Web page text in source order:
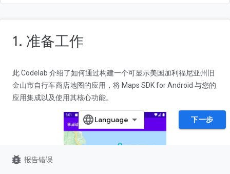
1. 准备工作
此 Codelab 介绍了如何通过构建一个可显示美国加利福尼亚州旧
金山市自行车商店地图的应用，将 Maps SDK for Android 与您的
应用集成以及使用其核心功能。
下一步
bug_report 报告错误